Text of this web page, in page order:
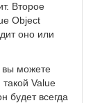
Второе
Object
оно или
вы можете
Value
будет всегда